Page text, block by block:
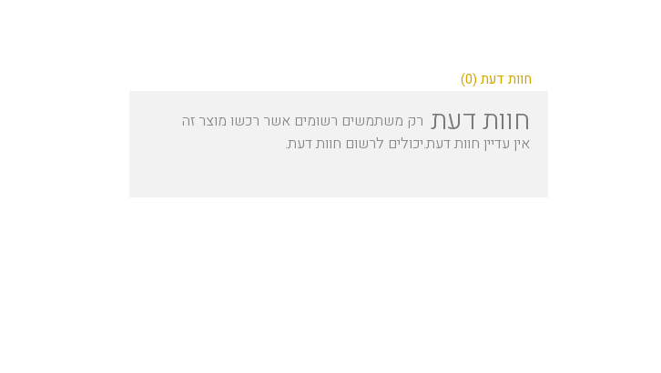
חוות דעת (0)
חוות דעת
אין עדיין חוות דעת.
רק משתמשים רשומים אשר רכשו מוצר זה
יכולים לרשום חוות דעת.